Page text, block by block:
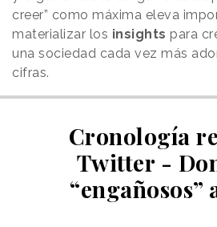
creer” como máxima eleva
materializar los insights para
una sociedad cada vez más
cifras.
Cronología
Twitter -